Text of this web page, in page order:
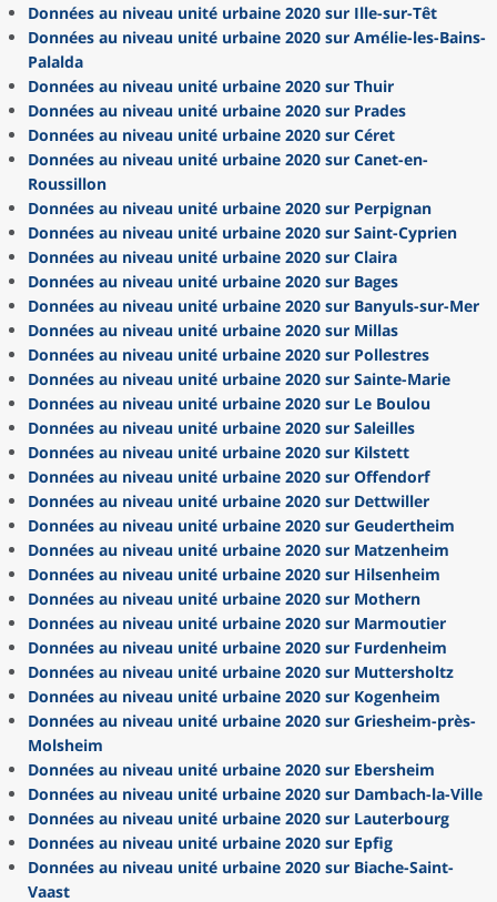
Données au niveau unité urbaine 2020 sur Ille-sur-Têt
Données au niveau unité urbaine 2020 sur Amélie-les-Bains-
Palalda
Données au niveau unité urbaine 2020 sur Thuir
Données au niveau unité urbaine 2020 sur Prades
Données au niveau unité urbaine 2020 sur Céret
Données au niveau unité urbaine 2020 sur Canet-en-
Roussillon
Données au niveau unité urbaine 2020 sur Perpignan
Données au niveau unité urbaine 2020 sur Saint-Cyprien
Données au niveau unité urbaine 2020 sur Claira
Données au niveau unité urbaine 2020 sur Bages
Données au niveau unité urbaine 2020 sur Banyuls-sur-Mer
Données au niveau unité urbaine 2020 sur Millas
Données au niveau unité urbaine 2020 sur Pollestres
Données au niveau unité urbaine 2020 sur Sainte-Marie
Données au niveau unité urbaine 2020 sur Le Boulou
Données au niveau unité urbaine 2020 sur Saleilles
Données au niveau unité urbaine 2020 sur Kilstett
Données au niveau unité urbaine 2020 sur Offendorf
Données au niveau unité urbaine 2020 sur Dettwiller
Données au niveau unité urbaine 2020 sur Geudertheim
Données au niveau unité urbaine 2020 sur Matzenheim
Données au niveau unité urbaine 2020 sur Hilsenheim
Données au niveau unité urbaine 2020 sur Mothern
Données au niveau unité urbaine 2020 sur Marmoutier
Données au niveau unité urbaine 2020 sur Furdenheim
Données au niveau unité urbaine 2020 sur Muttersholtz
Données au niveau unité urbaine 2020 sur Kogenheim
Données au niveau unité urbaine 2020 sur Griesheim-près-
Molsheim
Données au niveau unité urbaine 2020 sur Ebersheim
Données au niveau unité urbaine 2020 sur Dambach-la-Ville
Données au niveau unité urbaine 2020 sur Lauterbourg
Données au niveau unité urbaine 2020 sur Epfig
Données au niveau unité urbaine 2020 sur Biache-Saint-
Vaast